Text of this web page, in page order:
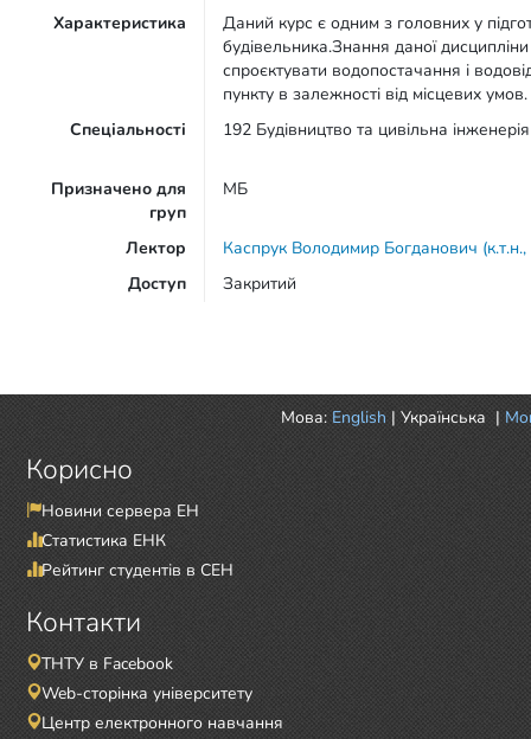
Характеристика
Даний курс є одним з головних у
будівельника.Знання даної
спроєктувати водопостачання і
пункту в залежності від місцевих умов.
Спеціальності
192 Будівництво та цивільна
Призначено для
груп
МБ
Лектор
Каспрук Володимир Богданович
Доступ
Закритий
Мова: English | Українська |
Корисно
Новини сервера ЕН
Статистика ЕНК
Рейтинг студентів в СЕН
Контакти
ТНТУ в Facebook
Web-сторінка університету
Центр електронного навчання